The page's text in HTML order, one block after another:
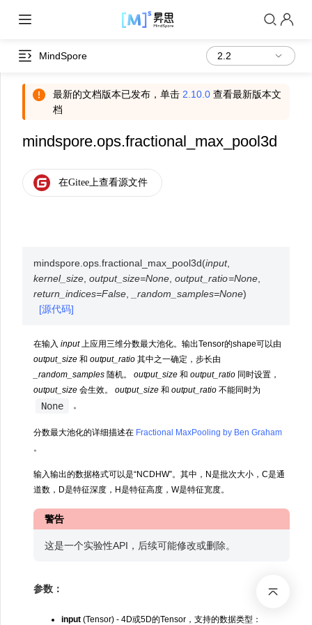
MindSpore
最新的文档版本已发布，单击 2.10.0 查看最新版本文
档
mindspore.ops.fractional_max_pool3d
mindspore.ops.fractional_max_pool3d(input,
kernel_size ,output_size=None ,output_ratio=None,
return_indices=False _random_samples=None)
[源代码]
在输入 input上应用三维分数最大池化。输出Tensor的shape可以由
output_size 和 output_ratio 其中之一确定，步长由
_random_samples 随机。 output_size 和 output_ratio 同时设置，
output_size 会生效。 output_size 和 output_ratio 不能同时为
None 。
分数最大池化的详细描述在 Fractional MaxPooling by Ben Graham
。
输入输出的数据格式可以是“NCDHW”。其中，N是批次大小，C是通
道数，D是特征深度，H是特征高度，W是特征宽度。
警告
这是一个实验性API，后续可能修改或删除。
参数：
input (Tensor) - 4D或5D的Tensor，支持的数据类型：